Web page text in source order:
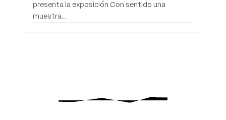
presenta la exposición Con sentido una
muestra...